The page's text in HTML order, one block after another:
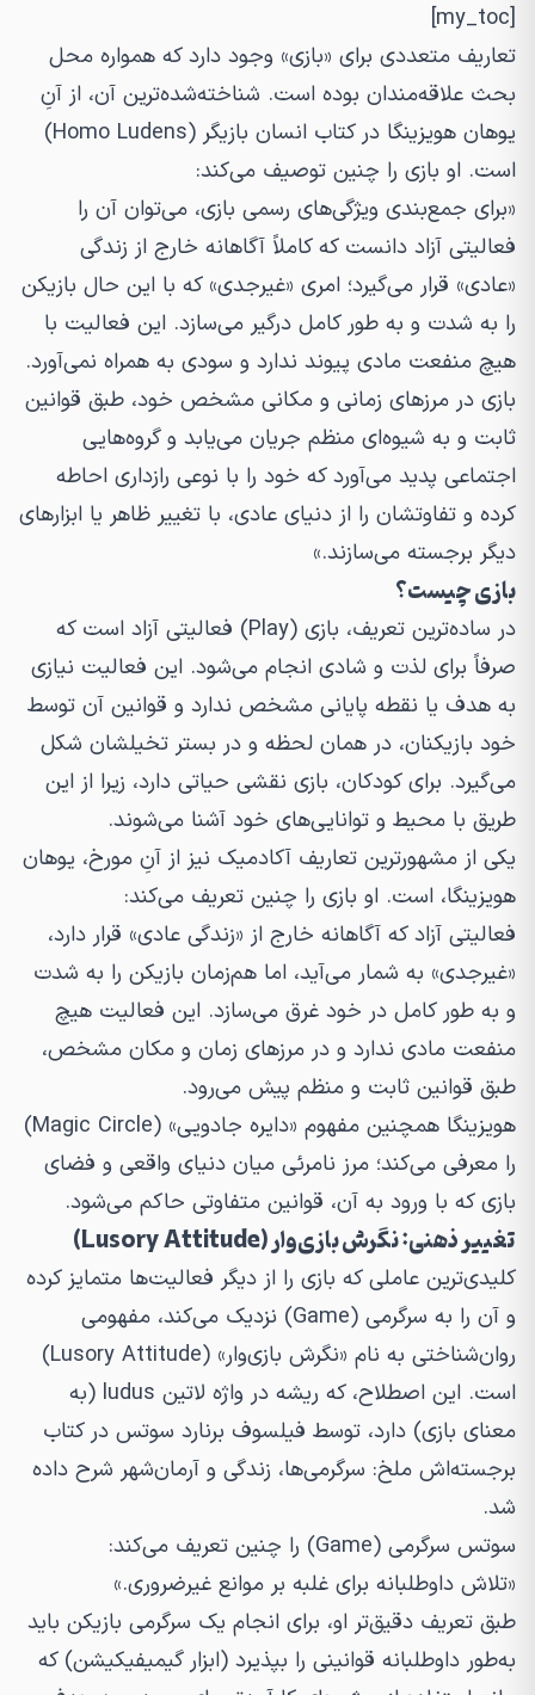
[my_toc]
تعاریف متعددی برای «بازی» وجود دارد که همواره محل
بحث علاقه‌مندان بوده است. شناخته‌شده‌ترین آن، از آنِ
یوهان هویزینگا در کتاب انسان بازیگر
(Homo Ludens)
است. او بازی را چنین توصیف می‌کند:
«برای جمع‌بندی ویژگی‌های رسمی بازی، می‌توان آن را
فعالیتی آزاد دانست که کاملاً آگاهانه خارج از زندگی
«عادی» قرار می‌گیرد؛ امری «غیرجدی» که با این حال بازیکن
را به شدت و به طور کامل درگیر می‌سازد. این فعالیت با
هیچ منفعت مادی پیوند ندارد و سودی به همراه نمی‌آورد.
بازی در مرزهای زمانی و مکانی مشخص خود، طبق قوانین
ثابت و به شیوه‌ای منظم جریان می‌یابد و گروه‌هایی
اجتماعی پدید می‌آورد که خود را با نوعی رازداری احاطه
کرده و تفاوتشان را از دنیای عادی، با تغییر ظاهر یا ابزارهای
دیگر برجسته می‌سازند.»
بازی چیست؟
در ساده‌ترین تعریف، بازی (Play) فعالیتی آزاد است که
صرفاً برای لذت و شادی انجام می‌شود. این فعالیت نیازی
به هدف یا نقطه پایانی مشخص ندارد و قوانین آن توسط
خود بازیکنان، در همان لحظه و در بستر تخیلشان شکل
می‌گیرد. برای کودکان، بازی نقشی حیاتی دارد، زیرا از این
طریق با محیط و توانایی‌های خود آشنا می‌شوند.
یکی از مشهورترین تعاریف آکادمیک نیز از آنِ مورخ، یوهان
هویزینگا، است. او بازی را چنین تعریف می‌کند:
فعالیتی آزاد که آگاهانه خارج از «زندگی عادی» قرار دارد،
«غیرجدی» به شمار می‌آید، اما هم‌زمان بازیکن را به شدت
و به طور کامل در خود غرق می‌سازد. این فعالیت هیچ
منفعت مادی ندارد و در مرزهای زمان و مکان مشخص،
طبق قوانین ثابت و منظم پیش می‌رود.
هویزینگا همچنین مفهوم «دایره جادویی» (Magic Circle)
را معرفی می‌کند؛ مرز نامرئی میان دنیای واقعی و فضای
بازی که با ورود به آن، قوانین متفاوتی حاکم می‌شود.
تغییر ذهنی: نگرش بازی‌وار (Lusory Attitude)
کلیدی‌ترین عاملی که بازی را از دیگر فعالیت‌ها متمایز کرده
و آن را به سرگرمی (Game) نزدیک می‌کند، مفهومی
روان‌شناختی به نام «نگرش بازی‌وار» (Lusory Attitude)
است. این اصطلاح، که ریشه در واژه لاتین ludus (به
معنای بازی) دارد، توسط فیلسوف برنارد سوتس در کتاب
برجسته‌اش ملخ: سرگرمی‌ها، زندگی و آرمان‌شهر شرح داده
شد.
سوتس سرگرمی (Game) را چنین تعریف می‌کند:
«تلاش داوطلبانه برای غلبه بر موانع غیرضروری.»
طبق تعریف دقیق‌تر او، برای انجام یک سرگرمی بازیکن باید
به‌طور داوطلبانه قوانینی را بپذیرد (ابزار گیمیفیکیشن) که